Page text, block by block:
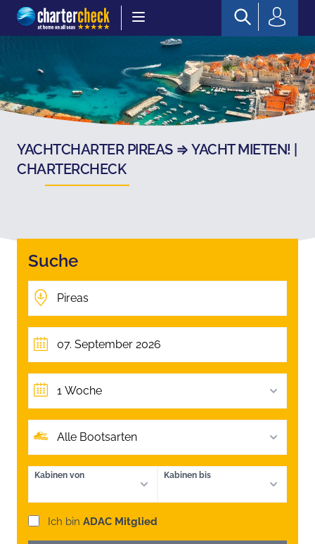
Chartercheck
YACHTCHARTER PIREAS ⇒ YACHT MIETEN! |
CHARTERCHECK
Suche
1 Woche
Alle Bootsarten
Kabinen von Kabinen bis
Ich bin ADAC Mitglied